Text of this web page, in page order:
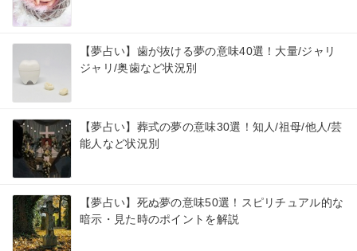
【夢占い】歯が抜ける夢の意味40選！大量/ジャリ
ジャリ/奥歯など状況別
【夢占い】葬式の夢の意味30選！知人/祖母/他人/芸
能人など状況別
【夢占い】死ぬ夢の意味50選！スピリチュアル的な
暗示・見た時のポイントを解説